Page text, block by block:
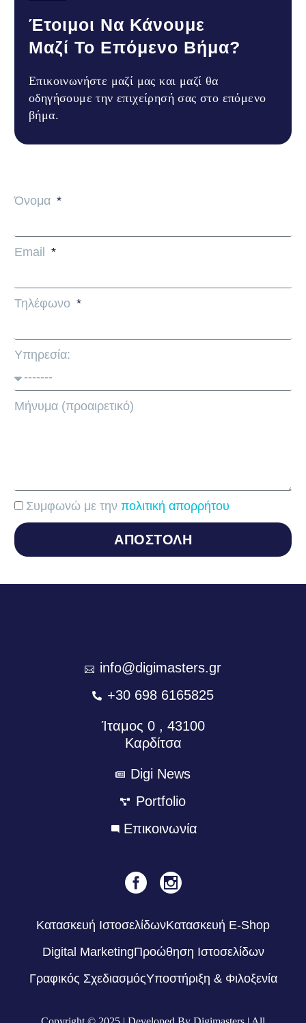
Έτοιμοι Να Κάνουμε
Μαζί Το Επόμενο Βήμα?
Επικοινωνήστε μαζί μας και μαζί θα
οδηγήσουμε την επιχείρησή σας στο επόμενο
βήμα.
Όνομα
Email
Τηλέφωνο
Υπηρεσία:
Μήνυμα (προαιρετικό)
Συμφωνώ με την πολιτική απορρήτου
ΑΠΟΣΤΟΛΗ
info@digimasters.gr
+30 698 6165825
Ίταμος 0 , 43100
Καρδίτσα
Digi News
Portfolio
Eπικοινωνία
Κατασκευή ΙστοσελίδωνΚατασκευή E-Shop
Digital MarketingΠροώθηση Ιστοσελίδων
Γραφικός ΣχεδιασμόςΥποστήριξη & Φιλοξενία